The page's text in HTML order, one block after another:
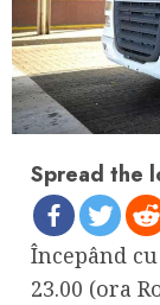
Spread the
Începând
23.00 (ora